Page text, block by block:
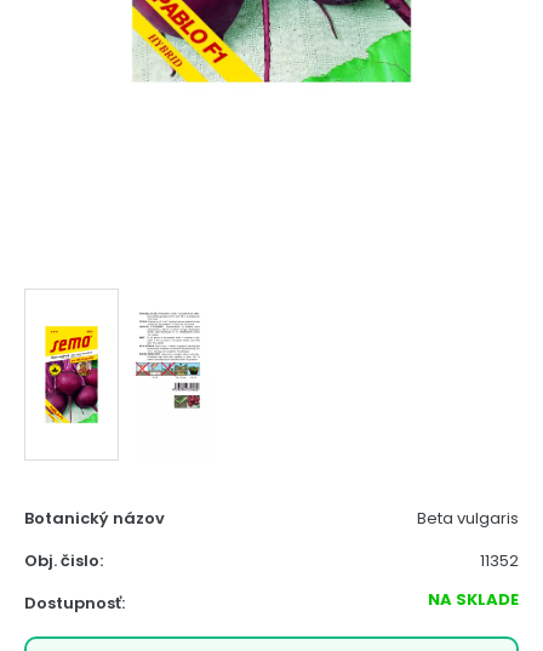
Botanický názov
Beta vulgaris
Obj. čislo:
11352
Dostupnosť:
NA SKLADE